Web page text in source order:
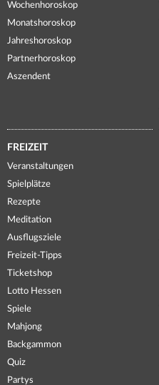
Wochenhoroskop
Monatshoroskop
Jahreshoroskop
Partnerhoroskop
Aszendent
FREIZEIT
Veranstaltungen
Spielplätze
Rezepte
Meditation
Ausflugsziele
Freizeit-Tipps
Ticketshop
Lotto Hessen
Spiele
Mahjong
Backgammon
Quiz
Partys